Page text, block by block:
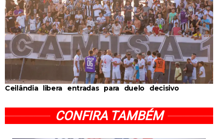
Ceilândia libera entradas para duelo decisivo
CONFIRA TAMBÉM